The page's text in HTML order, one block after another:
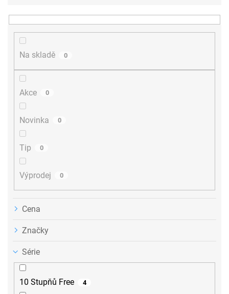
n
Na skladě 0
Akce 0
Novinka 0
Tip 0
Výprodej 0
Cena
Značky
Série
10 Stupňů Free 4